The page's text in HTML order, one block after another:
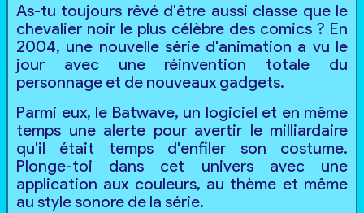
As-tu toujours rêvé d'être aussi classe que le
chevalier noir le plus célèbre des comics ? En
2004, une nouvelle série d'animation a vu le
jour avec une réinvention totale du
personnage et de nouveaux gadgets.
Parmi eux, le Batwave, un logiciel et en même
temps une alerte pour avertir le milliardaire
qu'il était temps d'enfiler son costume.
Plonge-toi dans cet univers avec une
application aux couleurs, au thème et même
au style sonore de la série.